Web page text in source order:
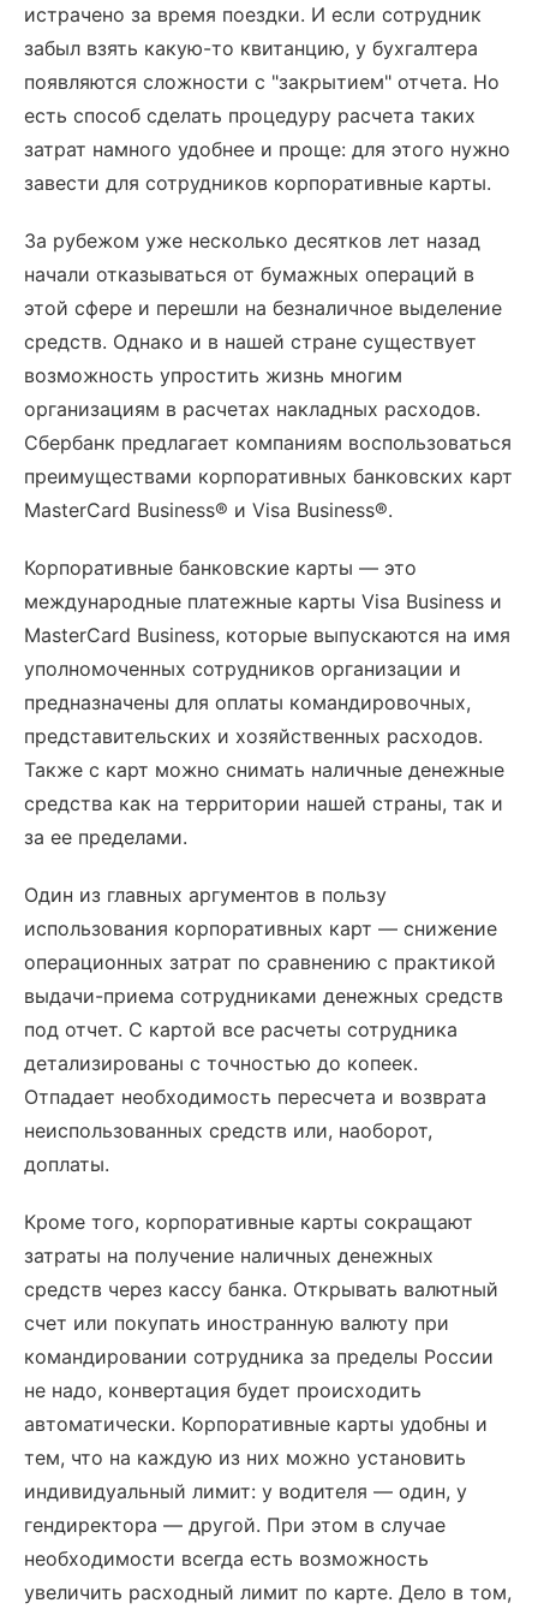
истрачено за время поездки. И если сотрудник
забыл взять какую-то квитанцию, у бухгалтера
появляются сложности с "закрытием" отчета. Но
есть способ сделать процедуру расчета таких
затрат намного удобнее и проще: для этого нужно
завести для сотрудников корпоративные карты.
За рубежом уже несколько десятков лет назад
начали отказываться от бумажных операций в
этой сфере и перешли на безналичное выделение
средств. Однако и в нашей стране существует
возможность упростить жизнь многим
организациям в расчетах накладных расходов.
Сбербанк предлагает компаниям воспользоваться
преимуществами корпоративных банковских карт
MasterCard Business® и Visa Business®.
Корпоративные банковские карты — это
международные платежные карты Visa Business и
MasterCard Business, которые выпускаются на имя
уполномоченных сотрудников организации и
предназначены для оплаты командировочных,
представительских и хозяйственных расходов.
Также с карт можно снимать наличные денежные
средства как на территории нашей страны, так и
за ее пределами.
Один из главных аргументов в пользу
использования корпоративных карт — снижение
операционных затрат по сравнению с практикой
выдачи-приема сотрудниками денежных средств
под отчет. С картой все расчеты сотрудника
детализированы с точностью до копеек.
Отпадает необходимость пересчета и возврата
неиспользованных средств или, наоборот,
доплаты.
Кроме того, корпоративные карты сокращают
затраты на получение наличных денежных
средств через кассу банка. Открывать валютный
счет или покупать иностранную валюту при
командировании сотрудника за пределы России
не надо, конвертация будет происходить
автоматически. Корпоративные карты удобны и
тем, что на каждую из них можно установить
индивидуальный лимит: у водителя — один, у
гендиректора — другой. При этом в случае
необходимости всегда есть возможность
увеличить расходный лимит по карте. Дело в том,